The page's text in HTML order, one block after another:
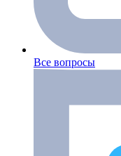
Все вопросы